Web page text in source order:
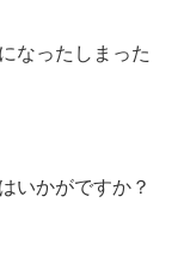
なったしまった
いかがですか？